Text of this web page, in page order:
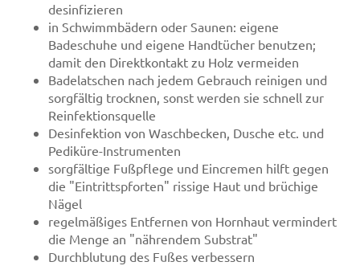
desinfizieren
in Schwimmbädern oder Saunen: eigene
Badeschuhe und eigene Handtücher benutzen;
damit den Direktkontakt zu Holz vermeiden
Badelatschen nach jedem Gebrauch reinigen und
sorgfältig trocknen, sonst werden sie schnell zur
Reinfektionsquelle
Desinfektion von Waschbecken, Dusche etc. und
Pediküre-Instrumenten
sorgfältige Fußpflege und Eincremen hilft gegen
die "Eintrittspforten" rissige Haut und brüchige
Nägel
regelmäßiges Entfernen von Hornhaut vermindert
die Menge an "nährendem Substrat"
Durchblutung des Fußes verbessern